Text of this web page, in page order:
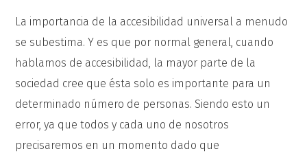
La importancia de la accesibilidad universal a menudo
se subestima. Y es que por normal general, cuando
hablamos de accesibilidad, la mayor parte de la
sociedad cree que ésta solo es importante para un
determinado número de personas. Siendo esto un
error, ya que todos y cada uno de nosotros
precisaremos en un momento dado que